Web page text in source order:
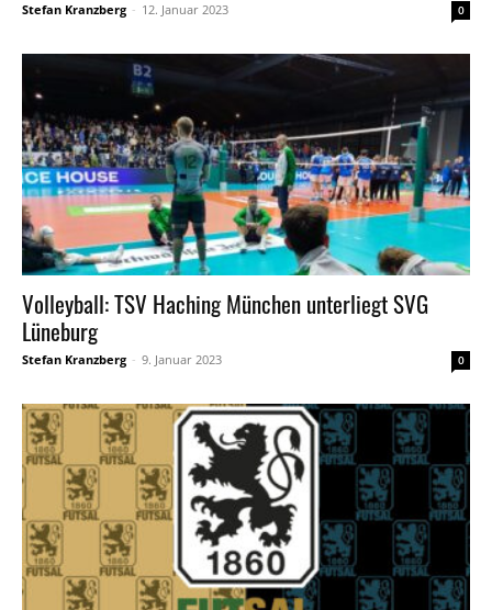
Stefan Kranzberg - 12. Januar 2023 0
Volleyball: TSV Haching München unterliegt SVG
Lüneburg
Stefan Kranzberg - 9. Januar 2023 0